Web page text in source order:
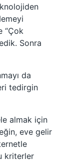
“Çok
Sonra
da
tedirgin
almak için
eve gelir
kriterler